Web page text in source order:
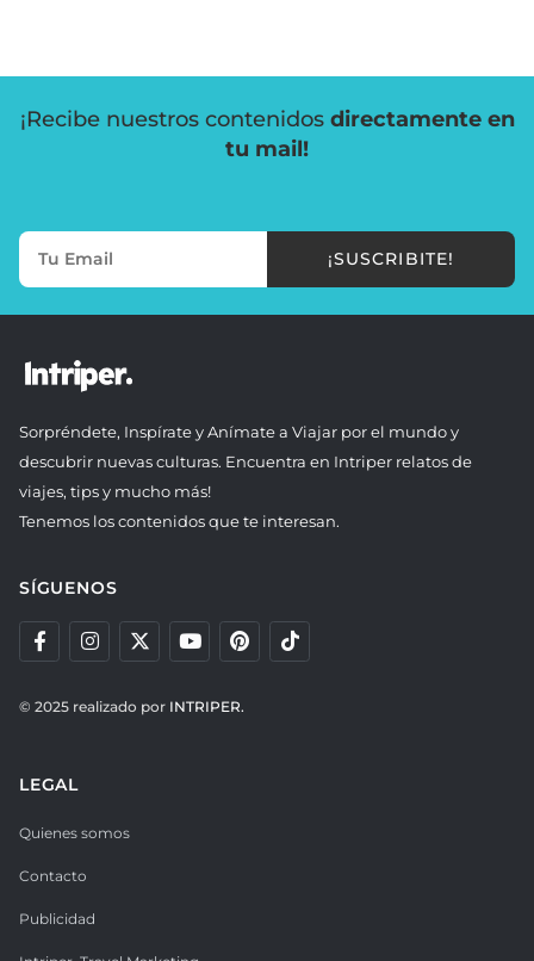
¡Recibe nuestros contenidos directamente en
tu mail!
¡SUSCRIBITE!
Sorpréndete, Inspírate y Anímate a Viajar por el mundo y
descubrir nuevas culturas. Encuentra en Intriper relatos de
viajes, tips y mucho más!
Tenemos los contenidos que te interesan.
SÍGUENOS
© 2025 realizado por INTRIPER.
LEGAL
Quienes somos
Contacto
Publicidad